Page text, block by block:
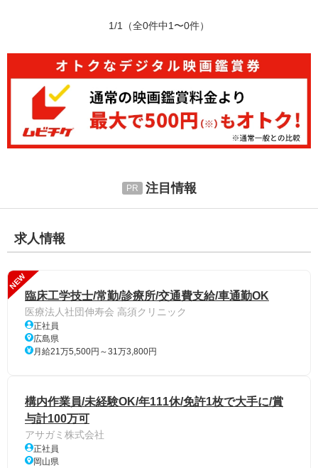
1/1 （全0件中1〜0件）
注目情報
求人情報
NEW
臨床工学技士/常勤/診療所/交通費支給/車通勤OK
医療法人社団伸寿会 高須クリニック
正社員
広島県
月給21万5,500円～31万3,800円
構内作業員/未経験OK/年111休/免許1枚で大手に/賞
与計100万可
アサガミ株式会社
正社員
岡山県